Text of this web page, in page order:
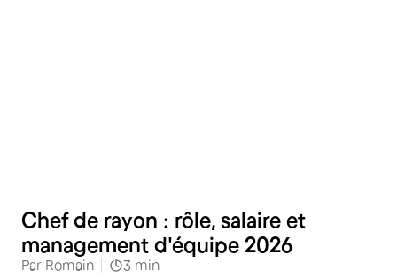
Chef de rayon : rôle, salaire et
management d'équipe 2026
Par Romain 3 min